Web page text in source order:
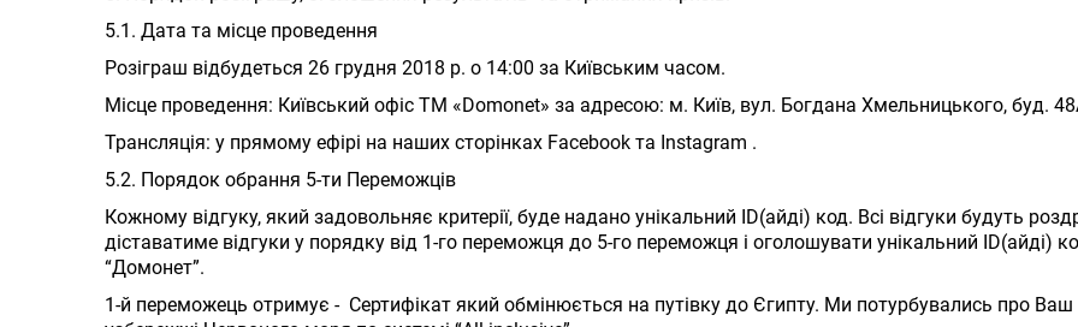
5.1. Дата та місце проведення
Розіграш відбудеться 26 грудня 2018 р. о 14:00 за Київським часом.
Місце проведення: Київський офіс ТМ «Domonet» за адресою: м. Київ, вул. Богдана Хмельницького, буд.
Трансляція: у прямому ефірі на наших сторінках Facebook та Instagram .
5.2. Порядок обрання 5-ти Переможців
Кожному відгуку, який задовольняє критерії, буде надано унікальний ID(айді) код. Всі відгуки будуть
діставатиме відгуки у порядку від 1-го переможця до 5-го переможця і оголошувати унікальний ID(айді)
“Домонет”.
1-й переможець отримує - Сертифікат який обмінюється на путівку до Єгипту. Ми потурбувались про Ваш